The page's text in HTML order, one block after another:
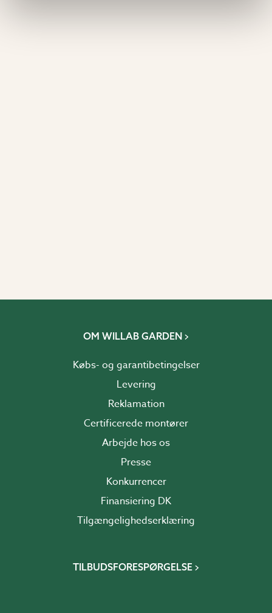
OM WILLAB GARDEN
Købs- og garantibetingelser
Levering
Reklamation
Certificerede montører
Arbejde hos os
Presse
Konkurrencer
Finansiering DK
Tilgængelighedserklæring
TILBUDSFORESPØRGELSE